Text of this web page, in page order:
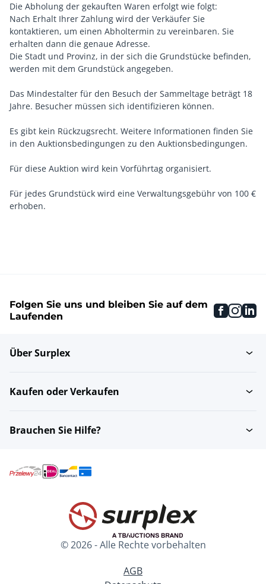
Die Abholung der gekauften Waren erfolgt wie folgt:
Nach Erhalt Ihrer Zahlung wird der Verkäufer Sie
kontaktieren, um einen Abholtermin zu vereinbaren. Sie
erhalten dann die genaue Adresse.
Die Stadt und Provinz, in der sich die Grundstücke befinden,
werden mit dem Grundstück angegeben.
Das Mindestalter für den Besuch der Sammeltage beträgt 18
Jahre. Besucher müssen sich identifizieren können.
Es gibt kein Rückzugsrecht. Weitere Informationen finden Sie
in den Auktionsbedingungen zu den Auktionsbedingungen.
Für diese Auktion wird kein Vorführtag organisiert.
Für jedes Grundstück wird eine Verwaltungsgebühr von 100 €
erhoben.
Folgen Sie uns und bleiben Sie auf dem
Laufenden
Über Surplex
Kaufen oder Verkaufen
Brauchen Sie Hilfe?
© 2026 - Alle Rechte vorbehalten
AGB